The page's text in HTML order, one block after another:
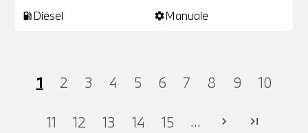
local_gas_station Diesel settingsManuale
1 2 3 4 5 6 7 8 9 10
11 12 13 14 15 ... chevron_right last_page